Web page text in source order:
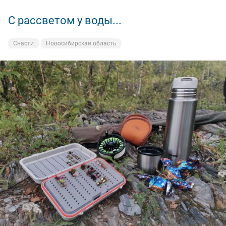
С рассветом у воды...
Снасти Новосибирская область